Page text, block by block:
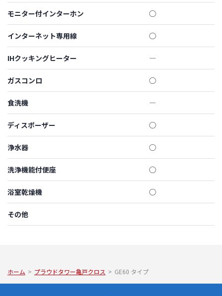
モニター付インターホン ◯
インターネット専用線 ◯
IHクッキングヒーター ―
ガスコンロ ◯
食洗機 ―
ディスポーザー ◯
浄水器 ◯
洗浄機能付便座 ◯
浴室乾燥機 ◯
その他
ホーム > プラウドタワー亀戸クロス > GE60 タイプ